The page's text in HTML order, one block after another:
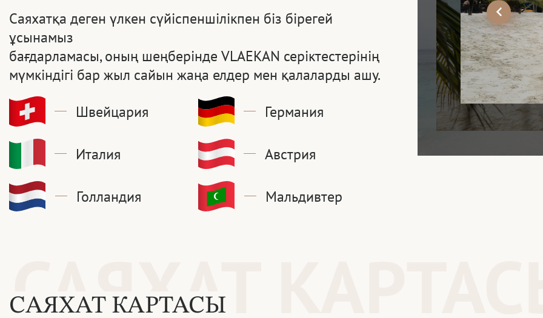
Саяхатқа деген үлкен сүйіспеншілікпен біз бірегей
ұсынамыз
бағдарламасы, оның шеңберінде VLAEKAN серіктестерінің
мүмкіндігі бар жыл сайын жаңа елдер мен қалаларды ашу.
Швейцария
Италия
Голландия
Германия
Австрия
Мальдивтер
САЯХАТ КАРТАСЫ
САЯХАТ